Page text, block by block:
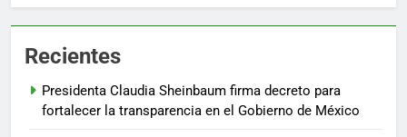
Recientes
Presidenta Claudia Sheinbaum firma decreto para
fortalecer la transparencia en el Gobierno de México